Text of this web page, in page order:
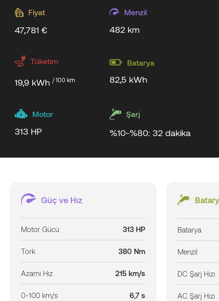
Fiyat
47,781 €
Menzil
482 km
Tüketim
19,9 kWh/ 100 km
Batarya
82,5 kWh
Motor
313 HP
Şarj
%10-%80: 32 dakika
Güç ve Hız
Motor Gücü 313 HP
Tork 380 Nm
Azami Hız 215 km/s
0-100 km/s 6,7 s
Batarya
Menzil
DC Şarj Hızı
AC Şarj Hızı